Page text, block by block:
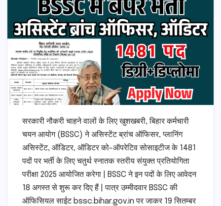
सरकारी नौकरी चाहने वालों के लिए खुशखबरी, बिहार कर्मचारी
चयन आयोग (BSSC) ने असिस्टेंट ब्रांच ऑफिसर, प्लानिंग
असिस्टेंट, ऑडिटर, ऑडिटर को-ऑपरेटिव सोसाइटीज के 1481
पदों पर भर्ती के लिए चतुर्थ स्नातक स्तरीय संयुक्त प्रतियोगिता
परीक्षा 2025 आयोजित करेगा | BSSC ने इन पदों के लिए आवेदन
18 अगस्त से शुरू कर दिए हैं | पात्र उम्मीदवार BSSC की
ऑफिसियल साईट bssc.bihar.gov.in पर जाकर 19 सितम्बर